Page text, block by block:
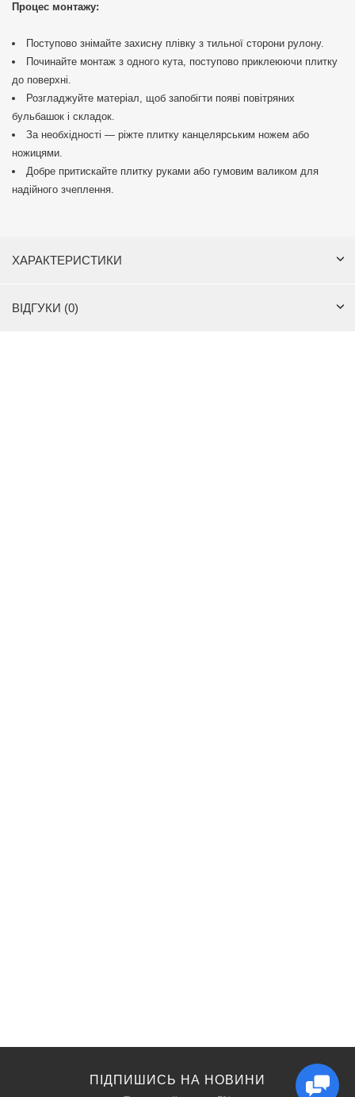
Процес монтажу:
Поступово знімайте захисну плівку з тильної сторони рулону.
Починайте монтаж з одного кута, поступово приклеюючи плитку
до поверхні.
Розгладжуйте матеріал, щоб запобігти появі повітряних
бульбашок і складок.
За необхідності — ріжте плитку канцелярським ножем або
ножицями.
Добре притискайте плитку руками або гумовим валиком для
надійного зчеплення.
ХАРАКТЕРИСТИКИ
ВІДГУКИ (0)
ПІДПИШИСЬ НА НОВИНИ